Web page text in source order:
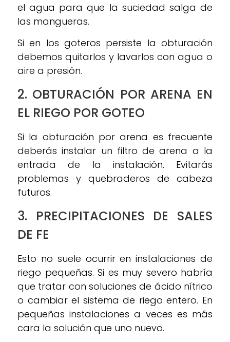
el agua para que la suciedad salga de
las mangueras.
Si en los goteros persiste la obturación
debemos quitarlos y lavarlos con agua o
aire a presión.
2. OBTURACIÓN POR ARENA EN
EL RIEGO POR GOTEO
Si la obturación por arena es frecuente
deberás instalar un filtro de arena a la
entrada de la instalación. Evitarás
problemas y quebraderos de cabeza
futuros.
3. PRECIPITACIONES DE SALES
DE FE
Esto no suele ocurrir en instalaciones de
riego pequeñas. Si es muy severo habría
que tratar con soluciones de ácido nítrico
o cambiar el sistema de riego entero. En
pequeñas instalaciones a veces es más
cara la solución que uno nuevo.